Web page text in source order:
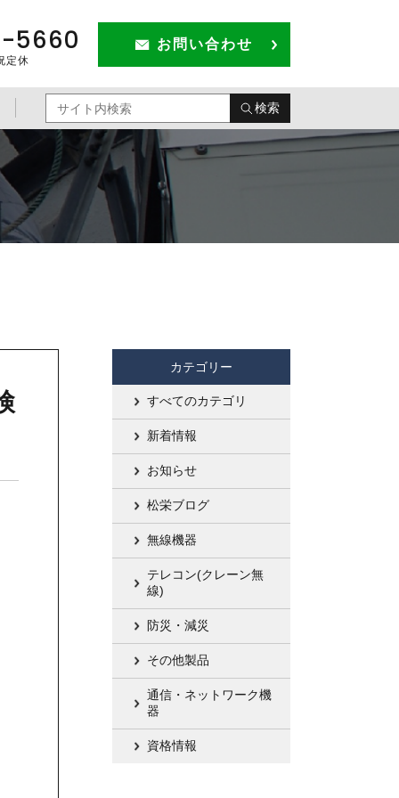
5660
定休
お問い合わせ
検索
カテゴリー
すべてのカテゴリ
新着情報
お知らせ
松栄ブログ
無線機器
テレコン(クレーン無
線)
防災・減災
その他製品
通信・ネットワーク機
器
資格情報